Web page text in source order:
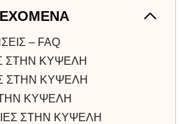
– FAQ
ΣΤΗΝ ΚΥΨΕΛΗ
ΣΤΗΝ ΚΥΨΕΛΗ
ΚΥΨΕΛΗ
ΣΤΗΝ ΚΥΨΕΛΗ